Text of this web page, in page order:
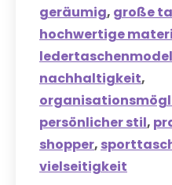
geräumig, große
hochwertige
nachhaltigkeit,
persönlicher stil,
shopper,
vielseitigkeit